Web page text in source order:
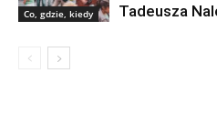
Co, gdzie, kiedy
Tadeusza